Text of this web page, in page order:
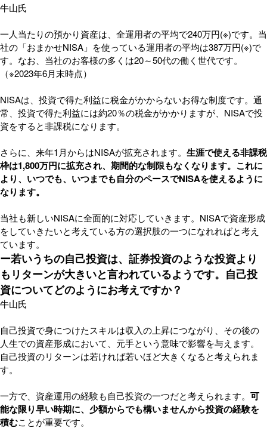
牛山氏
一人当たりの預かり資産は、全運用者の平均で240万円(※)です。当
社の「おまかせNISA」を使っている運用者の平均は387万円(※)で
す。なお、当社のお客様の多くは20～50代の働く世代です。
（※2023年6月末時点）
NISAは、投資で得た利益に税金がかからないお得な制度です。通
常、投資で得た利益には約20％の税金がかかりますが、NISAで投
資をすると非課税になります。
さらに、来年1月からはNISAが拡充されます。 生涯で使える非課税
枠は1,800万円に拡充され、期間的な制限もなくなります。これに
より、いつでも、いつまでも自分のペースでNISAを使えるように
なります。
当社も新しいNISAに全面的に対応していきます。NISAで資産形成
をしていきたいと考えている方の選択肢の一つになれればと考え
ています。
ー若いうちの自己投資は、証券投資のような投資より
もリターンが大きいと言われているようです。自己投
資についてどのようにお考えですか？
牛山氏
自己投資で身につけたスキルは収入の上昇につながり、その後の
人生での資産形成において、元手という意味で影響を与えます。
自己投資のリターンは若ければ若いほど大きくなると考えられま
す。
一方で、資産運用の経験も自己投資の一つだと考えられます。 可
能な限り早い時期に、少額からでも構いませんから投資の経験を
積むことが重要です。